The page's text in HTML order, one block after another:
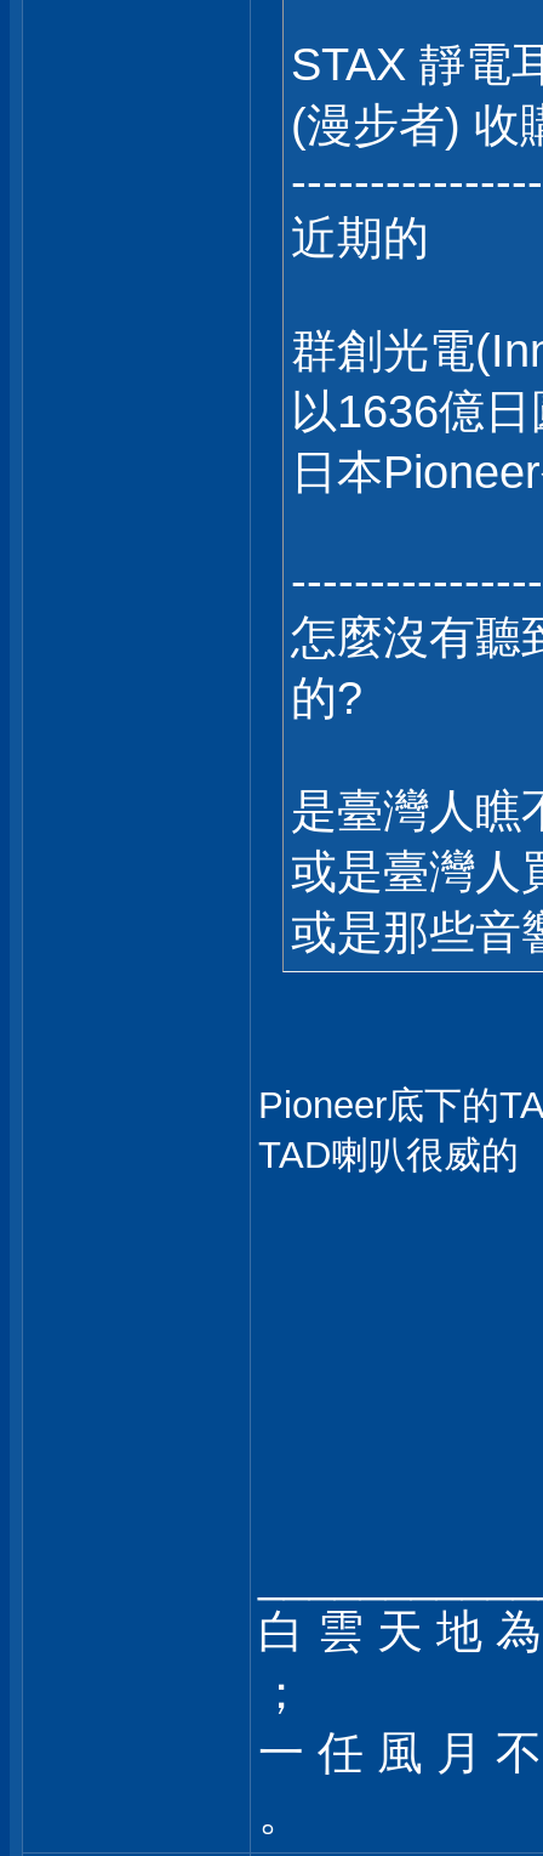
STAX 靜電
(漫步者) 收
近期的
群創光電
以1636億
日本
怎麼沒有聽
的?
是臺灣人瞧
或是臺灣人
或是那些音
Pioneer底下的
TAD喇叭很威的
白 雲 天 地
；
一 任 風 月
。